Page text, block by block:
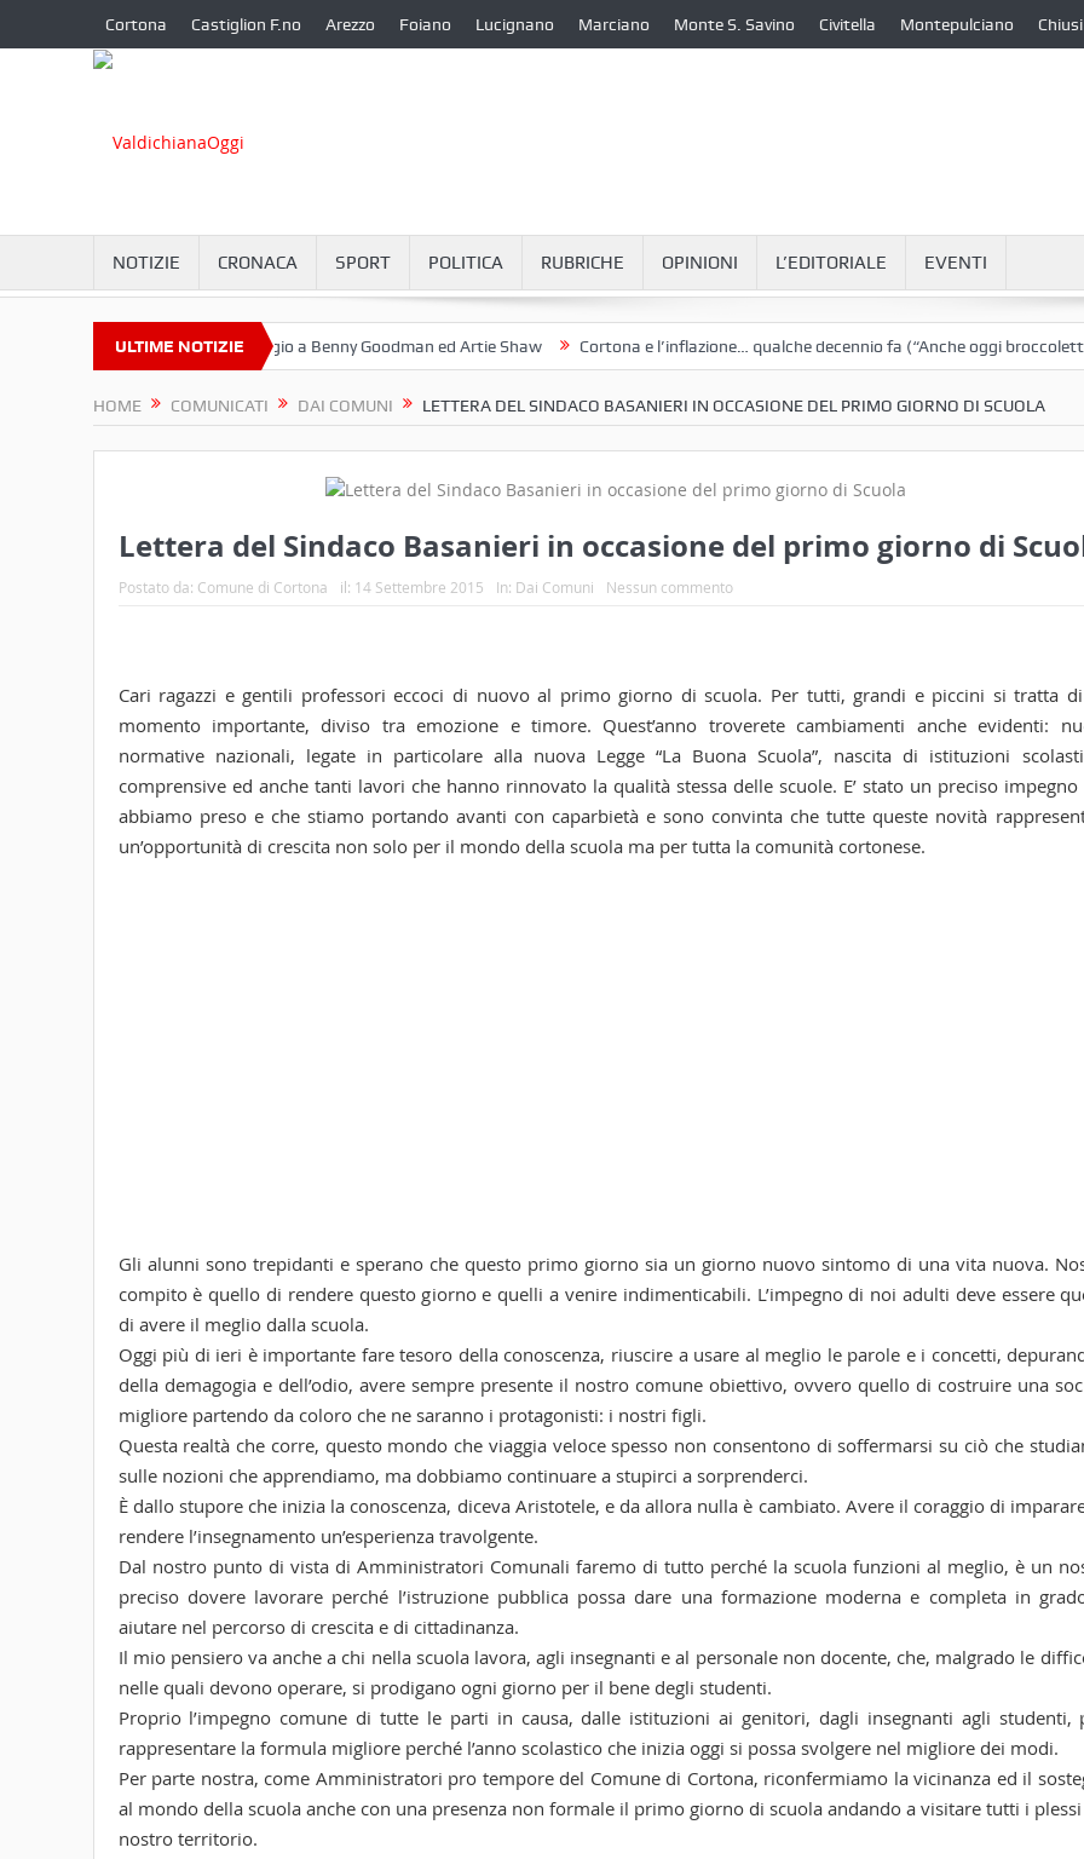
Cortona Castiglion F.no Arezzo Foiano Lucignano Marciano Monte S. Savino Civitella Montepulciano Chiusi
NOTIZIE CRONACA SPORT POLITICA RUBRICHE OPINIONI L’EDITORIALE EVENTI
ULTIME NOTIZIE
a Camucia? Omaggio a Benny Goodman ed Artie Shaw Cortona e l’inflazione… qualche decennio fa (“Anche oggi broccoletti e
HOME COMUNICATI DAI COMUNI LETTERA DEL SINDACO BASANIERI IN OCCASIONE DEL PRIMO GIORNO DI SCUOLA
Lettera del Sindaco Basanieri in occasione del primo giorno di
Postato da: Comune di Cortona il: 14 Settembre 2015 In: Dai Comuni Nessun commento
Cari ragazzi e gentili professori eccoci di nuovo al primo giorno di scuola. Per tutti, grandi e piccini si tratta
momento importante, diviso tra emozione e timore. Quest’anno troverete cambiamenti anche evidenti:
normative nazionali, legate in particolare alla nuova Legge “La Buona Scuola”, nascita di istituzioni
comprensive ed anche tanti lavori che hanno rinnovato la qualità stessa delle scuole. E’ stato un preciso impegno
abbiamo preso e che stiamo portando avanti con caparbietà e sono convinta che tutte queste novità
un’opportunità di crescita non solo per il mondo della scuola ma per tutta la comunità cortonese.
Gli alunni sono trepidanti e sperano che questo primo giorno sia un giorno nuovo sintomo di una vita nuova.
compito è quello di rendere questo giorno e quelli a venire indimenticabili. L’impegno di noi adulti deve essere
di avere il meglio dalla scuola.
Oggi più di ieri è importante fare tesoro della conoscenza, riuscire a usare al meglio le parole e i concetti,
della demagogia e dell’odio, avere sempre presente il nostro comune obiettivo, ovvero quello di costruire una
migliore partendo da coloro che ne saranno i protagonisti: i nostri figli.
Questa realtà che corre, questo mondo che viaggia veloce spesso non consentono di soffermarsi su ciò che
sulle nozioni che apprendiamo, ma dobbiamo continuare a stupirci a sorprenderci.
È dallo stupore che inizia la conoscenza, diceva Aristotele, e da allora nulla è cambiato. Avere il coraggio di
rendere l’insegnamento un’esperienza travolgente.
Dal nostro punto di vista di Amministratori Comunali faremo di tutto perché la scuola funzioni al meglio, è un
preciso dovere lavorare perché l’istruzione pubblica possa dare una formazione moderna e completa in
aiutare nel percorso di crescita e di cittadinanza.
Il mio pensiero va anche a chi nella scuola lavora, agli insegnanti e al personale non docente, che, malgrado le
nelle quali devono operare, si prodigano ogni giorno per il bene degli studenti.
Proprio l’impegno comune di tutte le parti in causa, dalle istituzioni ai genitori, dagli insegnanti agli studenti,
rappresentare la formula migliore perché l’anno scolastico che inizia oggi si possa svolgere nel migliore dei modi.
Per parte nostra, come Amministratori pro tempore del Comune di Cortona, riconfermiamo la vicinanza ed il
al mondo della scuola anche con una presenza non formale il primo giorno di scuola andando a visitare tutti i
nostro territorio.